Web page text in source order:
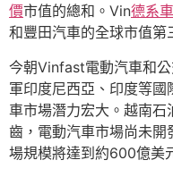
價市值的總和。Vin德系
和豐田汽車的全球市值第
今朝Vinfast電動汽車和
軍印度尼西亞、印度等
車市場潛力宏大。越南石
齒，電動汽車市場尚未
場規模將達到約600億美